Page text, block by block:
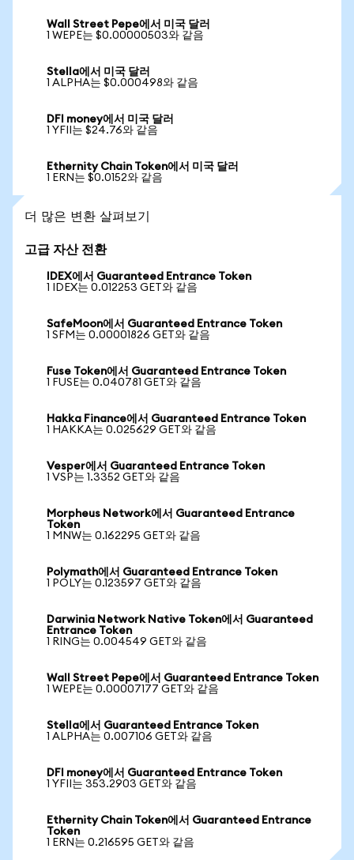
Wall Street Pepe에서 미국 달러
1 WEPE는 $0.00000503와 같음
Stella에서 미국 달러
1 ALPHA는 $0.000498와 같음
DFI money에서 미국 달러
1 YFII는 $24.76와 같음
Ethernity Chain Token에서 미국 달러
1 ERN는 $0.0152와 같음
더 많은 변환 살펴보기
고급 자산 전환
IDEX에서 Guaranteed Entrance Token
1 IDEX는 0.012253 GET와 같음
SafeMoon에서 Guaranteed Entrance Token
1 SFM는 0.00001826 GET와 같음
Fuse Token에서 Guaranteed Entrance Token
1 FUSE는 0.040781 GET와 같음
Hakka Finance에서 Guaranteed Entrance Token
1 HAKKA는 0.025629 GET와 같음
Vesper에서 Guaranteed Entrance Token
1 VSP는 1.3352 GET와 같음
Morpheus Network에서 Guaranteed Entrance
Token
1 MNW는 0.162295 GET와 같음
Polymath에서 Guaranteed Entrance Token
1 POLY는 0.123597 GET와 같음
Darwinia Network Native Token에서 Guaranteed
Entrance Token
1 RING는 0.004549 GET와 같음
Wall Street Pepe에서 Guaranteed Entrance Token
1 WEPE는 0.00007177 GET와 같음
Stella에서 Guaranteed Entrance Token
1 ALPHA는 0.007106 GET와 같음
DFI money에서 Guaranteed Entrance Token
1 YFII는 353.2903 GET와 같음
Ethernity Chain Token에서 Guaranteed Entrance
Token
1 ERN는 0.216595 GET와 같음